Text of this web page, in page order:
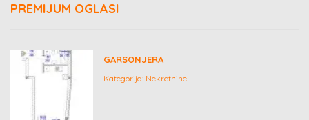
PREMIJUM OGLASI
GARSONJERA
Kategorija: Nekretnine